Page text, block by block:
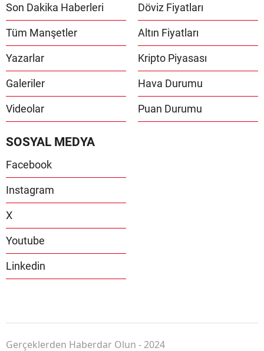
Son Dakika Haberleri
Tüm Manşetler
Yazarlar
Galeriler
Videolar
Döviz Fiyatları
Altın Fiyatları
Kripto Piyasası
Hava Durumu
Puan Durumu
SOSYAL MEDYA
Facebook
Instagram
X
Youtube
Linkedin
Gerçeklerden Haberdar Olun - 2024